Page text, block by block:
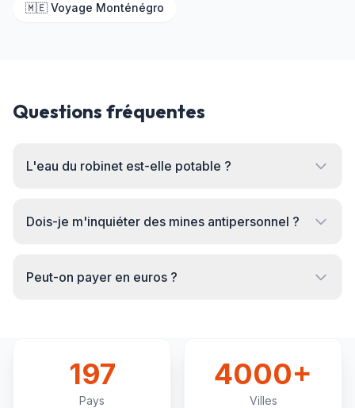
🇲🇪 Voyage Monténégro
Questions fréquentes
L'eau du robinet est-elle potable ?
Dois-je m'inquiéter des mines antipersonnel ?
Peut-on payer en euros ?
197
Pays
4000+
Villes